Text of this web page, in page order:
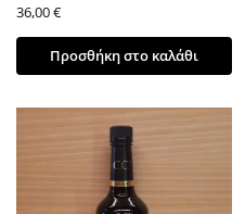
36,00€
Προσθήκη στο καλάθι